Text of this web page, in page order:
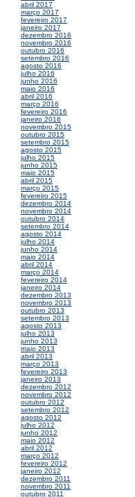
abril 2017
março 2017
fevereiro 2017
janeiro 2017
dezembro 2016
novembro 2016
outubro 2016
setembro 2016
agosto 2016
julho 2016
junho 2016
maio 2016
abril 2016
março 2016
fevereiro 2016
janeiro 2016
novembro 2015
outubro 2015
setembro 2015
agosto 2015
julho 2015
junho 2015
maio 2015
abril 2015
março 2015
fevereiro 2015
dezembro 2014
novembro 2014
outubro 2014
setembro 2014
agosto 2014
julho 2014
junho 2014
maio 2014
abril 2014
março 2014
fevereiro 2014
janeiro 2014
dezembro 2013
novembro 2013
outubro 2013
setembro 2013
agosto 2013
julho 2013
junho 2013
maio 2013
abril 2013
março 2013
fevereiro 2013
janeiro 2013
dezembro 2012
novembro 2012
outubro 2012
setembro 2012
agosto 2012
julho 2012
junho 2012
maio 2012
abril 2012
março 2012
fevereiro 2012
janeiro 2012
dezembro 2011
novembro 2011
outubro 2011